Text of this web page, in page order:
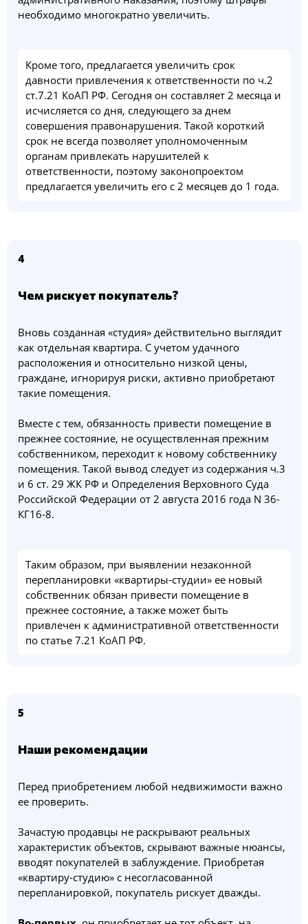
необходимо многократно увеличить.
Кроме того, предлагается увеличить срок
давности привлечения к ответственности по ч.2
ст.7.21 КоАП РФ. Сегодня он составляет 2 месяца и
исчисляется со дня, следующего за днем
совершения правонарушения. Такой короткий
срок не всегда позволяет уполномоченным
органам привлекать нарушителей к
ответственности, поэтому законопроектом
предлагается увеличить его с 2 месяцев до 1 года.
4
Чем рискует покупатель?
Вновь созданная «студия» действительно выглядит
как отдельная квартира. С учетом удачного
расположения и относительно низкой цены,
граждане, игнорируя риски, активно приобретают
такие помещения.
Вместе с тем, обязанность привести помещение в
прежнее состояние, не осуществленная прежним
собственником, переходит к новому собственнику
помещения. Такой вывод следует из содержания ч.3
и 6 ст. 29 ЖК РФ и Определения Верховного Суда
Российской Федерации от 2 августа 2016 года N 36-
КГ16-8.
Таким образом, при выявлении незаконной
перепланировки «квартиры-студии» ее новый
собственник обязан привести помещение в
прежнее состояние, а также может быть
привлечен к административной ответственности
по статье 7.21 КоАП РФ.
5
Наши рекомендации
Перед приобретением любой недвижимости важно
ее проверить.
Зачастую продавцы не раскрывают реальных
характеристик объектов, скрывают важные нюансы,
вводят покупателей в заблуждение. Приобретая
«квартиру-студию» с несогласованной
перепланировкой, покупатель рискует дважды.